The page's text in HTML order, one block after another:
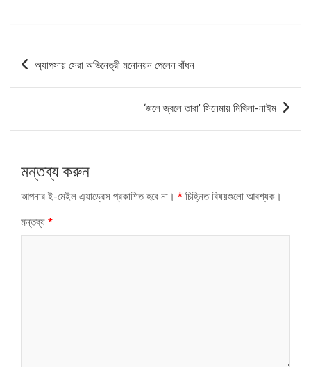
পোস্ট
ন্যাভিগেশন
অ্যাপসায় সেরা অভিনেত্রী মনোনয়ন পেলেন বাঁধন
‘জলে জ্বলে তারা’ সিনেমায় মিথিলা-নাঈম
মন্তব্য করুন
আপনার ই-মেইল এ্যাড্রেস প্রকাশিত হবে না। * চিহ্নিত বিষয়গুলো আবশ্যক।
মন্তব্য *